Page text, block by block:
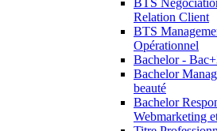
BTS
Relation Client
BTS
Opérationnel
Bachelor -
Bachelor
beauté
Bachelor
Webmarketing